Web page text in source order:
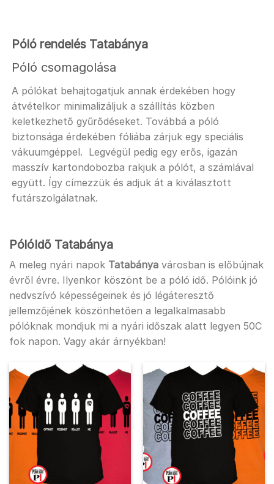
Póló rendelés Tatabánya
Póló csomagolása
A pólókat behajtogatjuk annak érdekében hogy
átvételkor minimalizáljuk a szállítás közben
keletkezhető gyűrődéseket. Továbbá a póló
biztonsága érdekében fóliába zárjuk egy speciális
vákuumgéppel. Legvégül pedig egy erős, igazán
masszív kartondobozba rakjuk a pólót, a számlával
együtt. Így címezzük és adjuk át a kiválasztott
futárszolgálatnak.
PólóIdő Tatabánya
A meleg nyári napok Tatabánya városban is előbújnak
évről évre. Ilyenkor köszönt be a póló idő. Pólóink jó
nedvszívó képességeinek és jó légáteresztő
jellemzőjének köszönhetően a legalkalmasabb
pólóknak mondjuk mi a nyári időszak alatt legyen 50C
fok napon. Vagy akár árnyékban!